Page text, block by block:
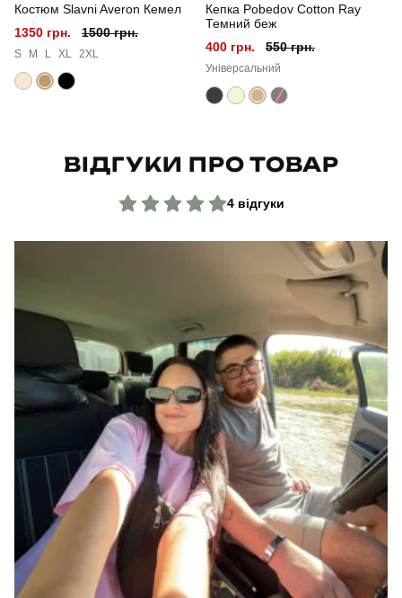
Матеріал
Склад тканини 95% бавовна, 5% еластан
Костюм Slavni Averon Кемел
1350 грн.
1500 грн.
S M L XL 2XL
Кепка Pobedov Cotton Ray
Темний беж
400 грн.
550 грн.
Універсальний
ВІДГУКИ ПРО ТОВАР
4 відгуки